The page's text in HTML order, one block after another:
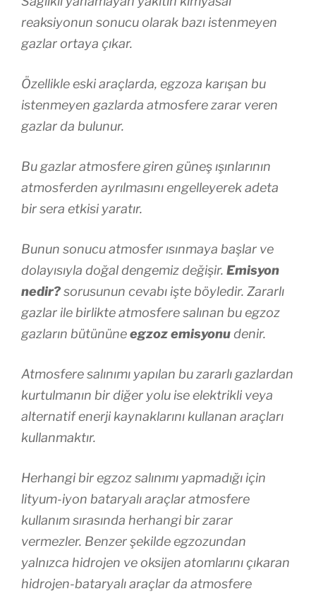
reaksiyonun sonucu olarak bazı istenmeyen
gazlar ortaya çıkar.
Özellikle eski araçlarda, egzoza karışan bu
istenmeyen gazlarda atmosfere zarar veren
gazlar da bulunur.
Bu gazlar atmosfere giren güneş ışınlarının
atmosferden ayrılmasını engelleyerek adeta
bir sera etkisi yaratır.
Bunun sonucu atmosfer ısınmaya başlar ve
dolayısıyla doğal dengemiz değişir. Emisyon
nedir?sorusunun cevabı işte böyledir. Zararlı
gazlar ile birlikte atmosfere salınan bu egzoz
gazların bütününeegzoz emisyonudenir.
Atmosfere salınımı yapılan bu zararlı gazlardan
kurtulmanın bir diğer yolu ise elektrikli veya
alternatif enerji kaynaklarını kullanan araçları
kullanmaktır.
Herhangi bir egzoz salınımı yapmadığı için
lityum-iyon bataryalı araçlar atmosfere
kullanım sırasında herhangi bir zarar
vermezler. Benzer şekilde egzozundan
yalnızca hidrojen ve oksijen atomlarını çıkaran
hidrojen-bataryalı araçlar da atmosfere